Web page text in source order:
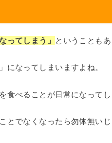
ってしまう」 ということもあ
になってしまいますよね。
べることが日常になってし
でなくなったら勿体無いじ